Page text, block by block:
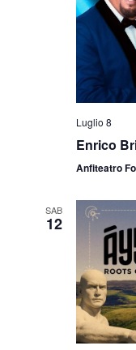
Luglio 8
Enrico
Anfiteatro
SAB
12